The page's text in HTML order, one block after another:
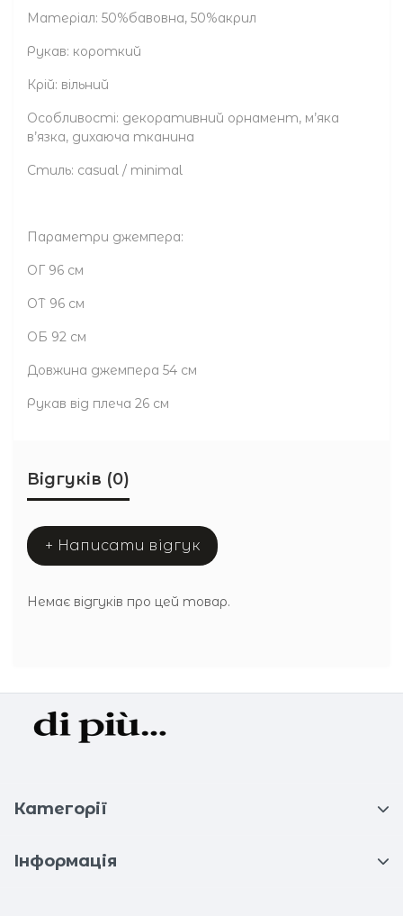
Матеріал: 50%бавовна, 50%акрил
Рукав: короткий
Крій: вільний
Особливості: декоративний орнамент, м’яка
в’язка, дихаюча тканина
Стиль: casual / minimal
Параметри джемпера:
ОГ 96 см
ОТ 96 см
ОБ 92 см
Довжина джемпера 54 см
Рукав від плеча 26 см
Відгуків (0)
+ Написати відгук
Немає відгуків про цей товар.
Категорії
Інформація